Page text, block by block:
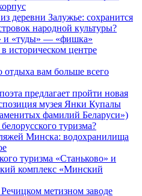
деревни Залужье: сохранится
народной культуры?
и «туды» — «фишка»
историческом центре
отдыха вам больше всего
предлагает пройти новая
музея Янки Купалы
фамилий Беларуси»)
туризма?
Минска: водохранилища
туризма «Станьково» и
комплекс «Минский
метизном заводе